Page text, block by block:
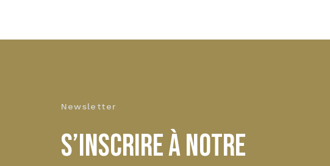
Newsletter
S’INSCRIRE À NOTRE